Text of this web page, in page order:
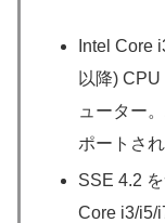
Intel Core
以降)
ューター
ポートさ
SSE 4.2
Core i3/i5/